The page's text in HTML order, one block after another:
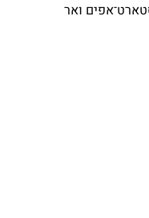
ואר